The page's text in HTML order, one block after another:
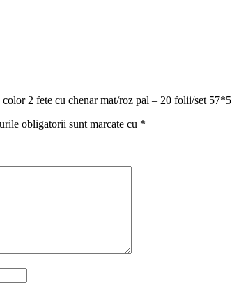
2 fete cu chenar mat/roz pal – 20 folii/set
obligatorii sunt marcate cu *